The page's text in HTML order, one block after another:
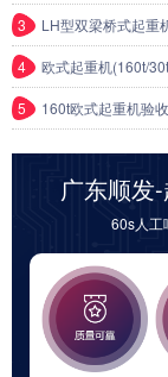
3 LH型双梁桥式起重
4 欧式起重机(160t/
5 160t欧式起重机验收
广东顺发
60s人工